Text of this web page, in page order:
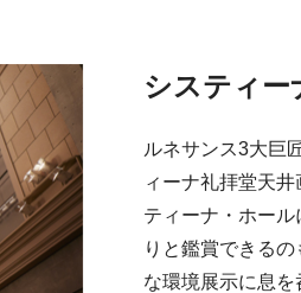
システィー
ルネサンス3大巨
ィーナ礼拝堂天
ティーナ・ホール
りと鑑賞できる
な環境展示に息を